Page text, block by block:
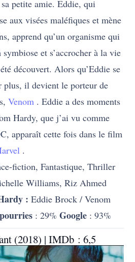
petite amie. Eddie, qui
aux visées maléfiques et mène
apprend qu’un organisme qui
et s’accrocher à la vie
découvert. Alors qu’Eddie se
plus, il devient le porteur de
Venom . Eddie a des moments
Hardy, que j’ai vu comme
apparaît cette fois dans le film
.
fiction, Fantastique, Thriller
Williams, Riz Ahmed
: Eddie Brock / Venom
: 29%Google : 93%
(2018) | IMDb : 6,5